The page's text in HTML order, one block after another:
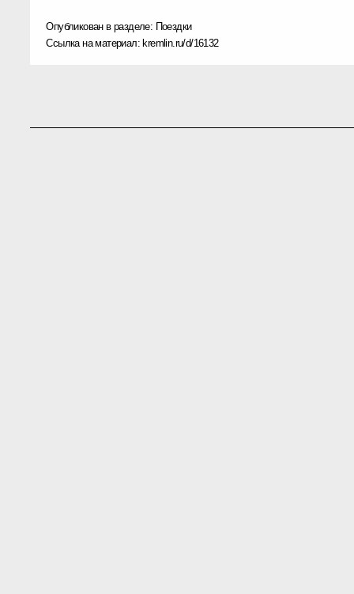
Опубликован в разделе: Поездки
Ссылка на материал: kremlin.ru/d/16132